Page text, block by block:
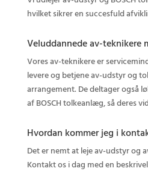
hvilket sikrer en succesfuld
Veluddannede av-teknikere
Vores av-teknikere er
levere og betjene av-udstyr og
arrangement. De deltager også
af BOSCH tolkeanlæg, så deres
Hvordan kommer jeg i
Det er nemt at leje av-udstyr og
Kontakt os i dag med en